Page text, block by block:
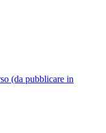
(da pubblicare in